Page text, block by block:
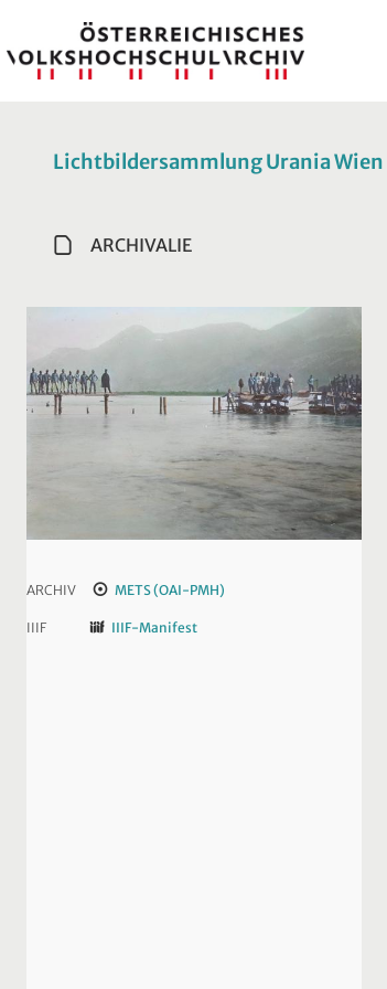
Lichtbildersammlung Urania Wien
ARCHIVALIE
ARCHIV METS (OAI-PMH)
IIIF IIIF-Manifest